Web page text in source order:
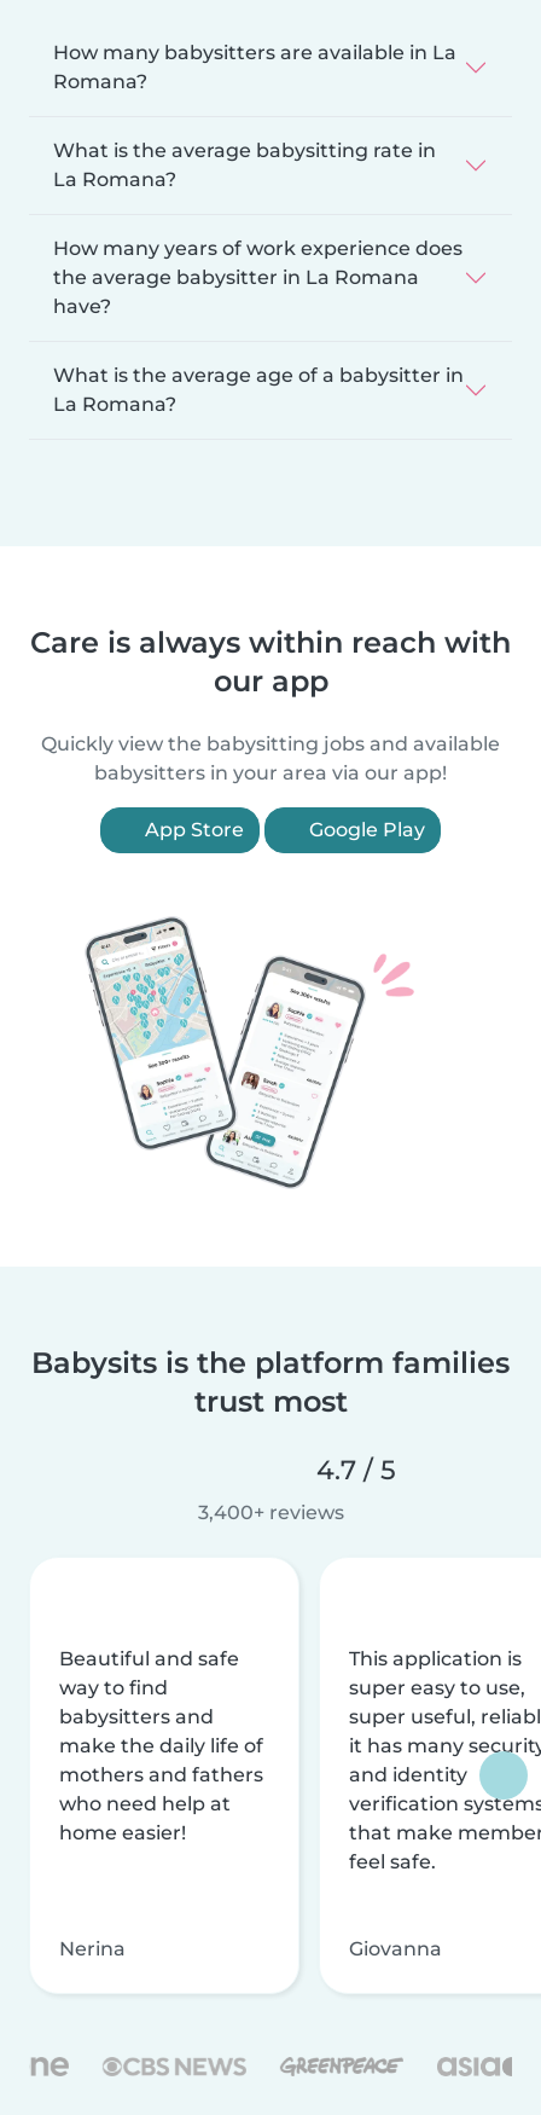
How many babysitters are available in La
Romana?
What is the average babysitting rate in
La Romana?
How many years of work experience does
the average babysitter in La Romana
have?
What is the average age of a babysitter in
La Romana?
Care is always within reach with
our app
Quickly view the babysitting jobs and available
babysitters in your area via our app!
App Store Google Play
Babysits is the platform families
trust most
4.7 / 5
3,400+ reviews
Beautiful and safe
way to find
babysitters and
make the daily life of
mothers and fathers
who need help at
home easier!
Nerina
This application is
super easy to use,
super useful,
it has many
and identity
verification
that make
feel safe.
Giovanna